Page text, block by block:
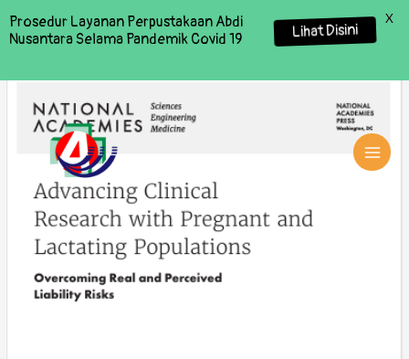
Prosedur Layanan Perpustakaan Abdi
Nusantara Selama Pandemik Covid 19
Lihat Disini
X